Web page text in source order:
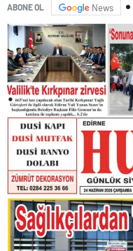
ABONE OL News